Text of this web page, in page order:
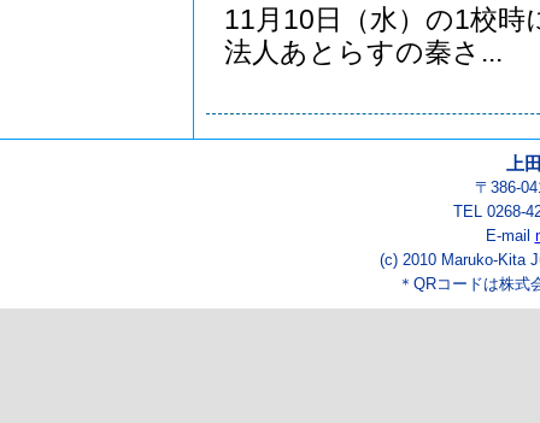
11月10日（水）の1校時
法人あとらすの秦さ...
上
〒386-
TEL 0268-
E-mail
(c) 2010 Maruko-Kita
＊QRコードは株式